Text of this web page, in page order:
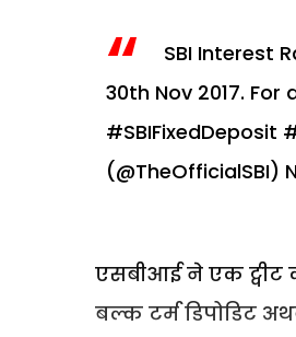
SBI Interest
30th Nov 2017.
#SBIFixedDeposit
(@TheOfficialSBI)
एसबीआई ने एक ट्वीट
बल्क टर्म डिपोडिट